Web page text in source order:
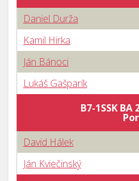
Daniel Durža
Kamil Hirka
Ján Bánoci
Lukáš Gašparík
B7-1SSK BA
David Hálek
Ján Kviečinský